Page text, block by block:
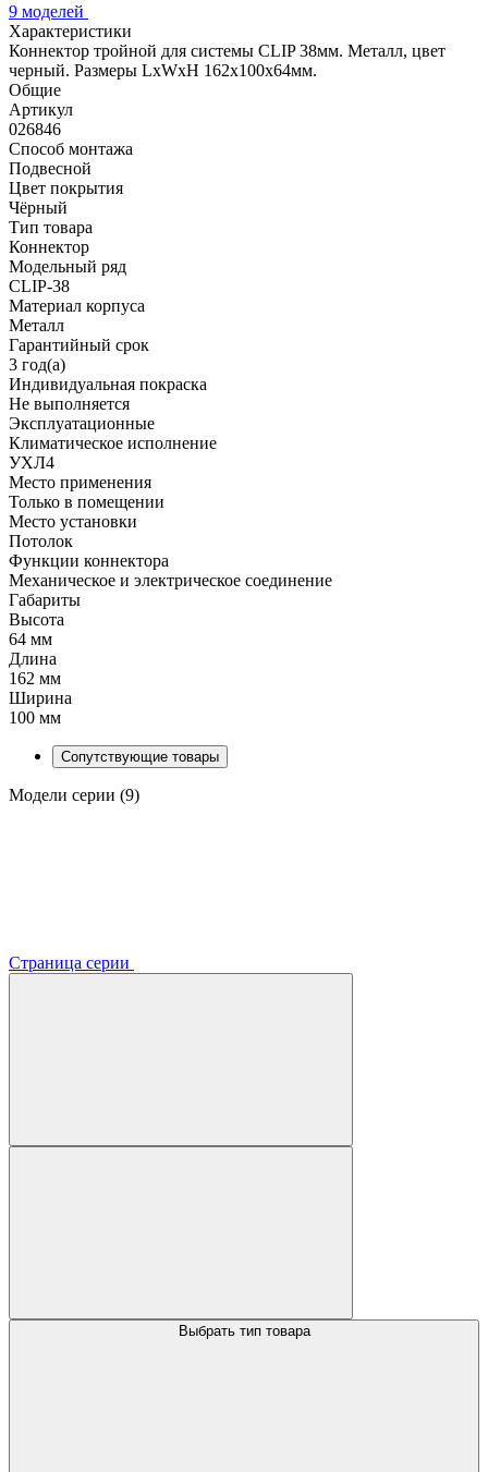
9 моделей
Характеристики
Коннектор тройной для системы CLIP 38мм. Металл, цвет
черный. Размеры LxWxH 162x100x64мм.
Общие
Артикул
026846
Способ монтажа
Подвесной
Цвет покрытия
Чёрный
Тип товара
Коннектор
Модельный ряд
CLIP-38
Материал корпуса
Металл
Гарантийный срок
3 год(а)
Индивидуальная покраска
Не выполняется
Эксплуатационные
Климатическое исполнение
УХЛ4
Место применения
Только в помещении
Место установки
Потолок
Функции коннектора
Механическое и электрическое соединение
Габариты
Высота
64 мм
Длина
162 мм
Ширина
100 мм
Сопутствующие товары
Модели серии (9)
Страница серии
Выбрать тип товара